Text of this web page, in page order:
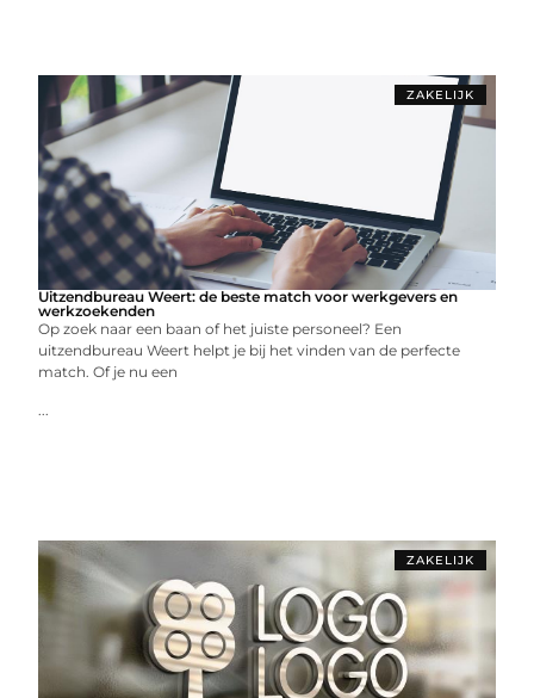
ZAKELIJK
Uitzendbureau Weert: de beste match voor werkgevers en
werkzoekenden
Op zoek naar een baan of het juiste personeel? Een
uitzendbureau Weert helpt je bij het vinden van de perfecte
match. Of je nu een
...
ZAKELIJK